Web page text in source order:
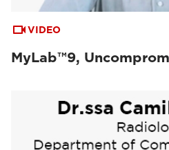
VIDEO
MyLab™9,